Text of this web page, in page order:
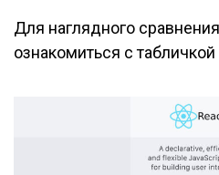
Для наглядного
ознакомиться с